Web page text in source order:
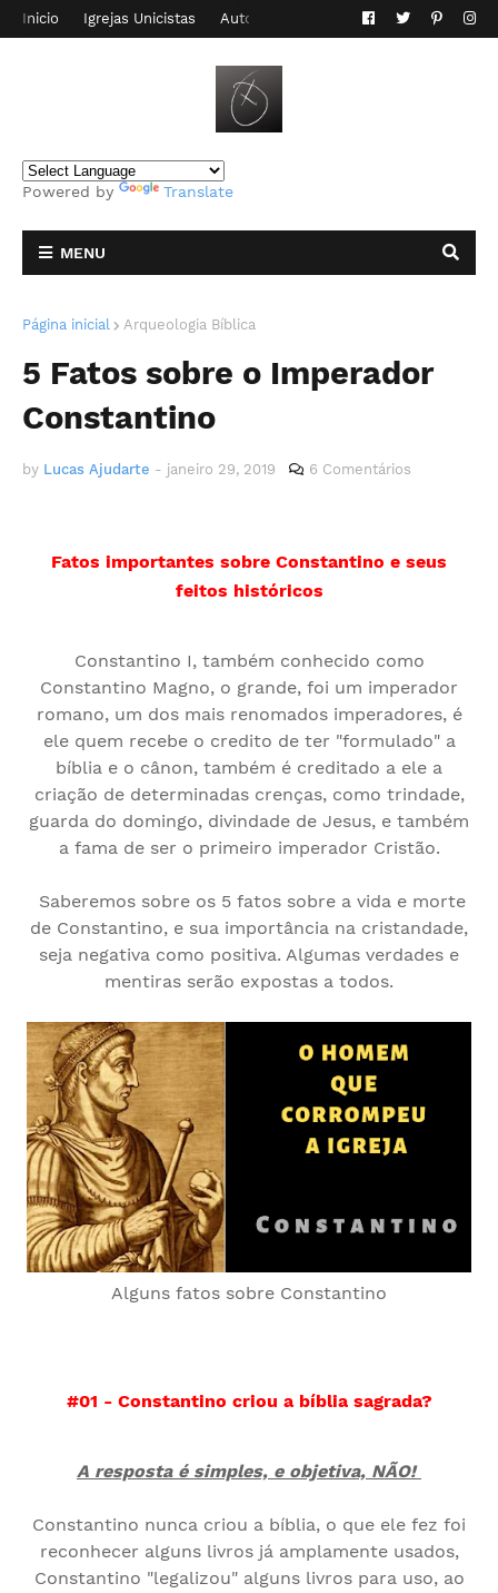
Inicio Igrejas Unicistas Autor do Blog Contato
Powered by Translate
MENU
Página inicial Arqueologia Bíblica
5 Fatos sobre o Imperador
Constantino
by Lucas Ajudarte - janeiro 29, 2019 6 Comentários
Fatos importantes sobre Constantino e seus
feitos históricos
Constantino I, também conhecido como
Constantino Magno, o grande, foi um imperador
romano, um dos mais renomados imperadores, é
ele quem recebe o credito de ter "formulado" a
bíblia e o cânon, também é creditado a ele a
criação de determinadas crenças, como trindade,
guarda do domingo, divindade de Jesus, e também
a fama de ser o primeiro imperador Cristão.
Saberemos sobre os 5 fatos sobre a vida e morte
de Constantino, e sua importância na cristandade,
seja negativa como positiva. Algumas verdades e
mentiras serão expostas a todos.
Alguns fatos sobre Constantino
#01 - Constantino criou a bíblia sagrada?
A resposta é simples, e objetiva, NÃO!
Constantino nunca criou a bíblia, o que ele fez foi
reconhecer alguns livros já amplamente usados,
Constantino "legalizou" alguns livros para uso, ao